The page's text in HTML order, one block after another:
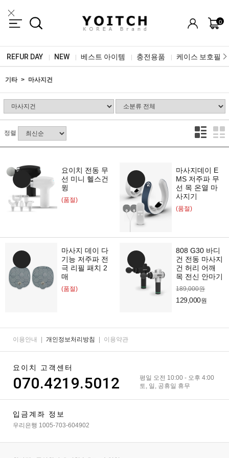
0
REFUR DAY NEW 베스트 아이템 충전용품 케이스 보호필름
기타 마사지건
정렬
요이치 전동 무
선 미니 헬스건
윙
(품절)
마사지데이 E
MS 저주파 무
선 목 온열 마
사지기
(품절)
마사지 데이 다
기능 저주파 전
극 리필 패치 2
매
(품절)
808 G30 바디
건 전동 마사지
건 허리 어깨
목 전신 안마기
189,000원
129,000원
이용안내 개인정보처리방침 이용약관
요이치 고객센터
070.4219.5012
평일 오전 10:00 - 오후 4:00
토, 일, 공휴일 휴무
입금계좌 정보
우리은행 1005-703-604902